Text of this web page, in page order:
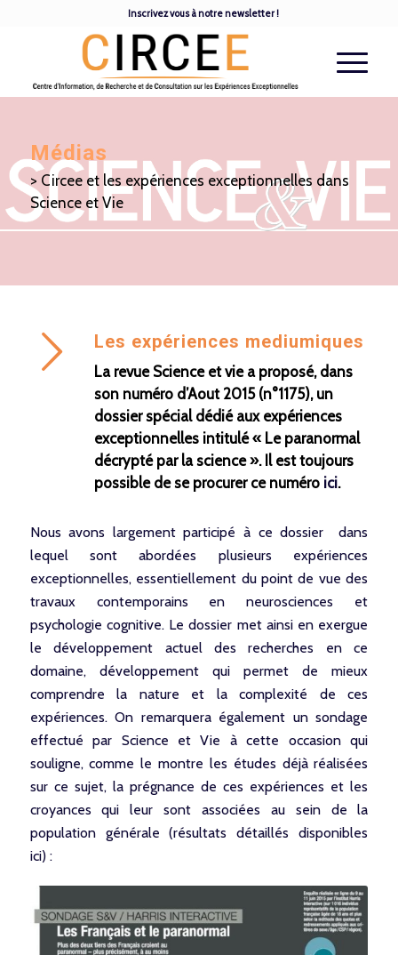
Inscrivez vous à notre newsletter !
Médias
> Circee et les expériences exceptionnelles dans
Science et Vie
Les expériences mediumiques
La revue Science et vie a proposé, dans
son numéro d’Aout 2015 (n°1175), un
dossier spécial dédié aux expériences
exceptionnelles intitulé « Le paranormal
décrypté par la science ». Il est toujours
possible de se procurer ce numéro ici.
Nous avons largement participé à ce dossier dans
lequel sont abordées plusieurs expériences
exceptionnelles, essentiellement du point de vue des
travaux contemporains en neurosciences et
psychologie cognitive. Le dossier met ainsi en exergue
le développement actuel des recherches en ce
domaine, développement qui permet de mieux
comprendre la nature et la complexité de ces
expériences. On remarquera également un sondage
effectué par Science et Vie à cette occasion qui
souligne, comme le montre les études déjà réalisées
sur ce sujet, la prégnance de ces expériences et les
croyances qui leur sont associées au sein de la
population générale (résultats détaillés disponibles
ici) :